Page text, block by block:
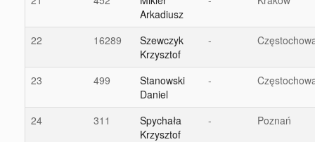
Arkadiusz
22 16289
Szewczyk
Krzysztof
-
23 499
Stanowski
Daniel
-
24 311
Spychała
Krzysztof
- Poznań